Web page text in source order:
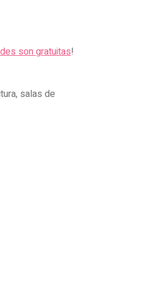
son gratuitas!
salas de